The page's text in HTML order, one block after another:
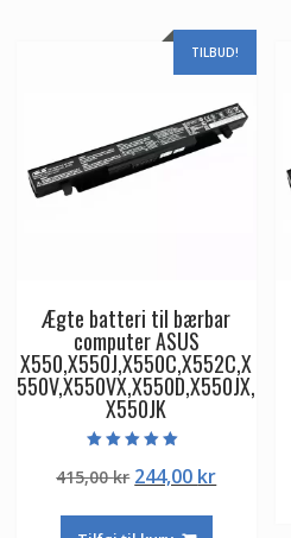
TILBUD!
Ægte batteri til bærbar
computer ASUS
X550,X550J,X550C,X552C,X
550V,X550VX,X550D,X550JX,
X550JK
5.00
ud af 5
415,00kr Den
pris
244,00 krDen